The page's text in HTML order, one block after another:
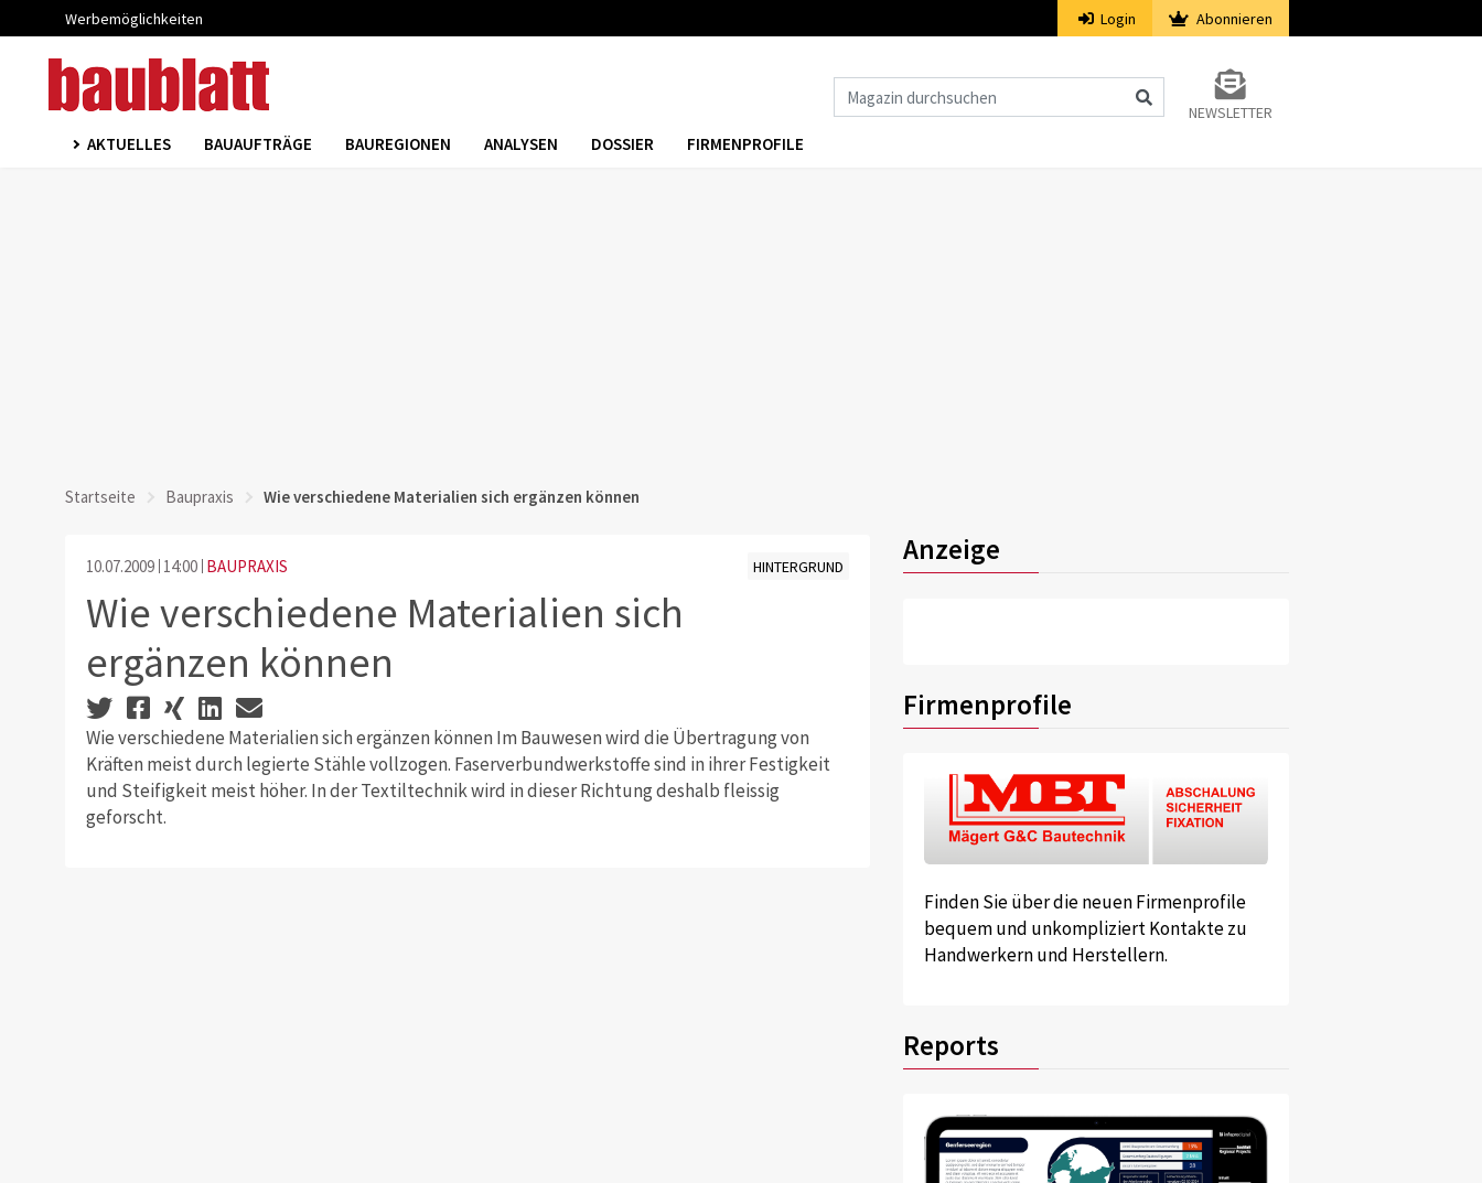
Werbemöglichkeiten Login Abonnieren
NEWSLETTER
AKTUELLES BAUAUFTRÄGE BAUREGIONEN ANALYSEN DOSSIER FIRMENPROFILE
Startseite Baupraxis Wie verschiedene Materialien sich ergänzen können
10.07.2009 14:00 BAUPRAXIS HINTERGRUND
Wie verschiedene Materialien sich
ergänzen können
Wie verschiedene Materialien sich ergänzen können Im Bauwesen wird die Übertragung von
Kräften meist durch legierte Stähle vollzogen. Faserverbundwerkstoffe sind in ihrer Festigkeit
und Steifigkeit meist höher. In der Textiltechnik wird in dieser Richtung deshalb fleissig
geforscht.
Anzeige
Firmenprofile
Finden Sie über die neuen Firmenprofile
bequem und unkompliziert Kontakte zu
Handwerkern und Herstellern.
Reports